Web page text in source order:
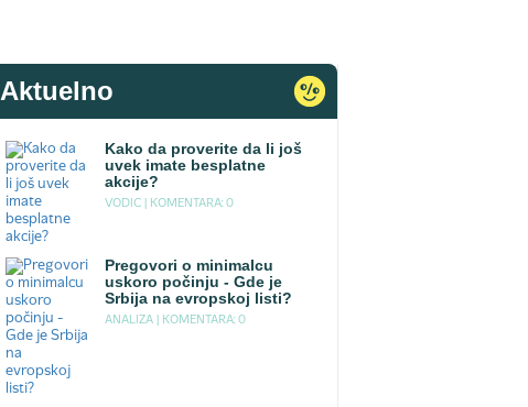
Aktuelno
Kako da proverite da li još
uvek imate besplatne
akcije?
VODIC | KOMENTARA: 0
Pregovori o minimalcu
uskoro počinju - Gde je
Srbija na evropskoj listi?
ANALIZA | KOMENTARA: 0